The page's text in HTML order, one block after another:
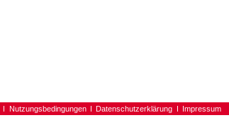
Nutzungsbedingungen Datenschutzerklärung Impressum